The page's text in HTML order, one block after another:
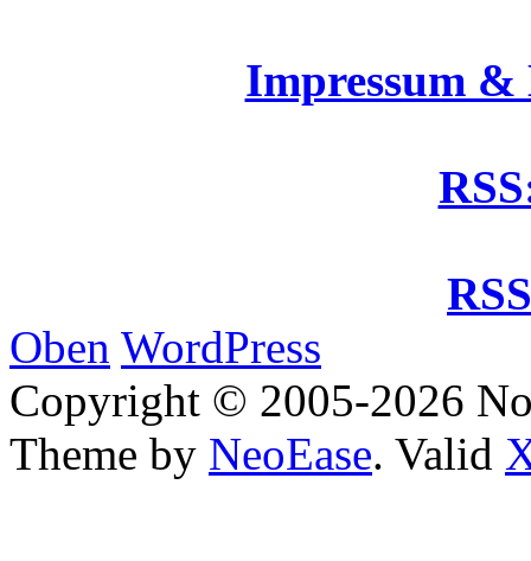
Impressum
Oben WordPress
Copyright © 2005-2026
Theme by NeoEase. Valid